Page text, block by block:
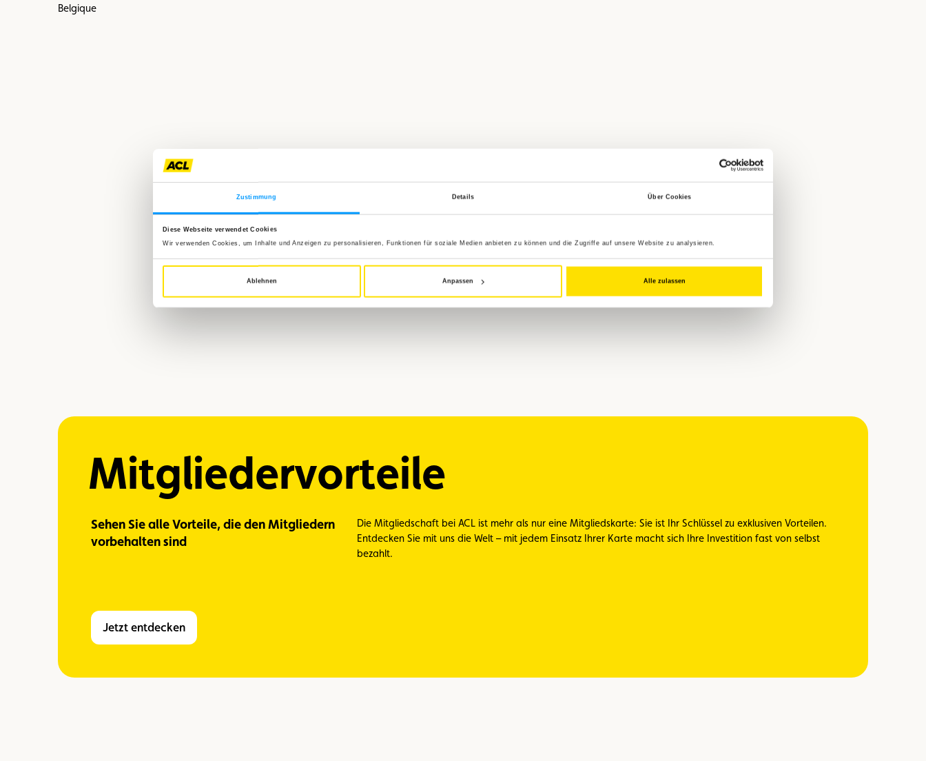
Zustimmung Details Über Cookies
Diese Webseite verwendet Cookies
Wir verwenden Cookies, um Inhalte und Anzeigen zu personalisieren, Funktionen für soziale Medien anbieten zu können und die Zugriffe auf unsere Website zu analysieren.
Ablehnen Anpassen Alle zulassen
Belgique
Mitgliedervorteile
Sehen Sie alle Vorteile, die den Mitgliedern
vorbehalten sind
Die Mitgliedschaft bei ACL ist mehr als nur eine Mitgliedskarte: Sie ist Ihr Schlüssel zu exklusiven Vorteilen.
Entdecken Sie mit uns die Welt – mit jedem Einsatz Ihrer Karte macht sich Ihre Investition fast von selbst
bezahlt.
Jetzt entdecken